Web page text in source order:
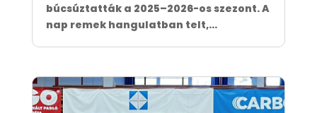
búcsúztatták a 2025–2026-os szezont. A
nap remek hangulatban telt,...